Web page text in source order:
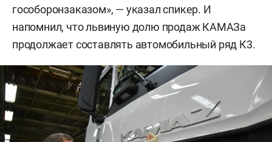
гособоронзаказом», — указал спикер. И
напомнил, что львиную долю продаж КАМАЗа
продолжает составлять автомобильный ряд К3.